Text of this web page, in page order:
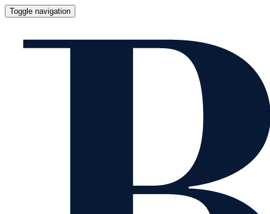
Toggle navigation